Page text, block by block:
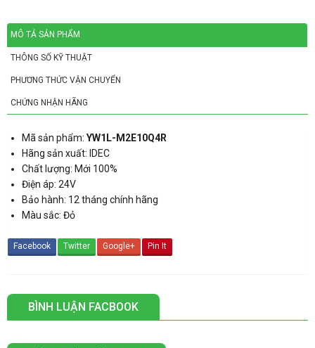
MÔ TẢ SẢN PHẨM
THÔNG SỐ KỸ THUẬT
PHƯƠNG THỨC VẬN CHUYỂN
CHỨNG NHẬN HÃNG
Mã sản phẩm: YW1L-M2E10Q4R
Hãng sản xuất: IDEC
Chất lượng: Mới 100%
Điện áp: 24V
Bảo hành: 12 tháng chính hãng
Màu sắc: Đỏ
Facebook Twitter Google+ Pin It
BÌNH LUẬN FACBOOK